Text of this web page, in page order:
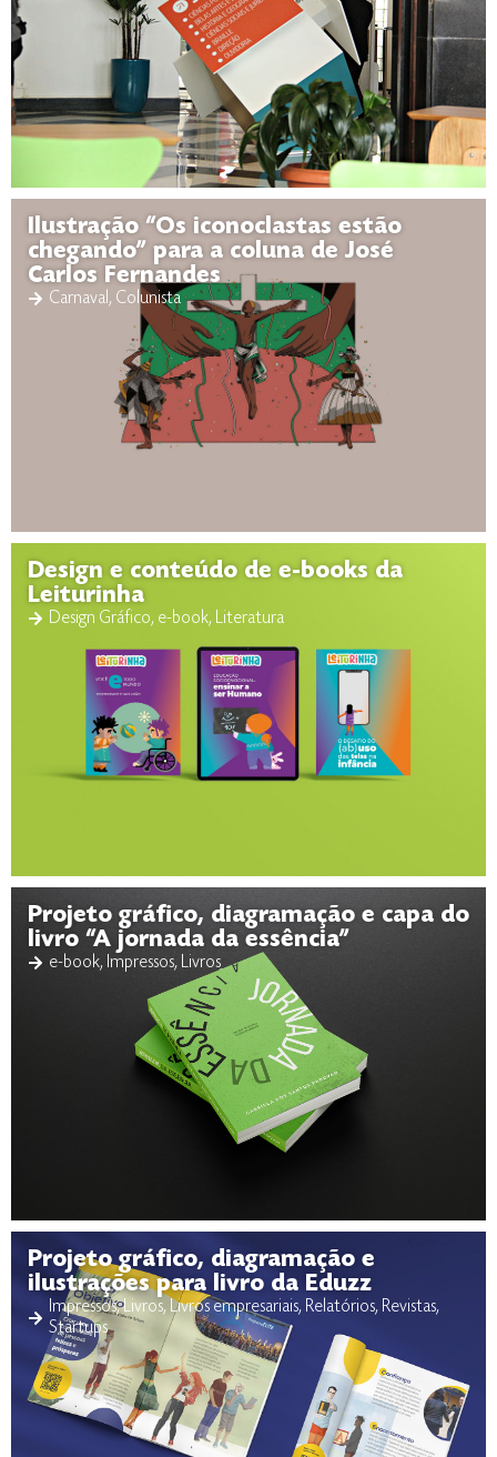
Ilustração “Os iconoclastas estão
chegando” para a coluna de José
Carlos Fernandes
Carnaval , Colunista
Design e conteúdo de e-books da
Leiturinha
Design Gráfico, e-book, Literatura
Projeto gráfico, diagramação e capa do
livro “A jornada da essência”
e-book, Impressos, Livros
Projeto gráfico, diagramação e
ilustrações para livro da Eduzz
Impressos,Livros, Livros empresariais, Relatórios, Revistas,
Startups